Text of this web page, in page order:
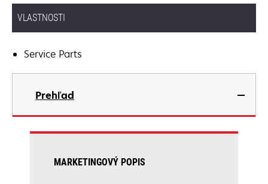
VLASTNOSTI
Service Parts
Prehľad
MARKETINGOVÝ POPIS